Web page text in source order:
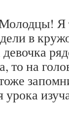
Я
в
то на
урока